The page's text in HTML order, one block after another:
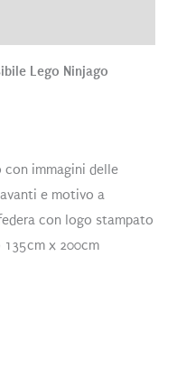
Lego Ninjago
immagini delle
e motivo a
con logo stampato
x 200cm